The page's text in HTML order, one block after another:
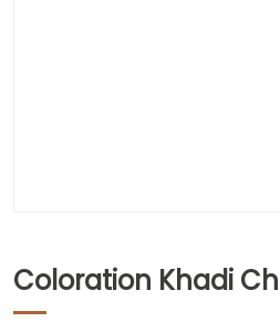
Coloration Khadi